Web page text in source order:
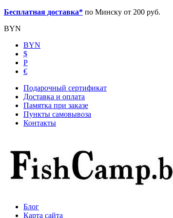
Бесплатная доставка* по Минску от 200 руб.
BYN
BYN
$
Р
€
Подарочный сертификат
Доставка и оплата
Памятка при заказе
Пункты самовывоза
Контакты
Блог
Карта сайта